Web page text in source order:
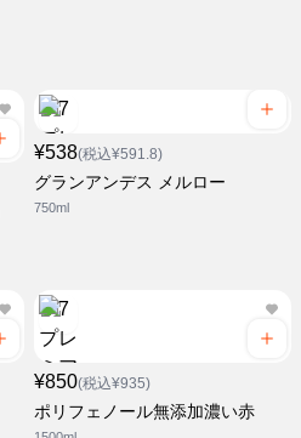
¥538(税込¥591.8)
グランアンデス メルロー
750ml
¥850(税込¥935)
ポリフェノール無添加濃い赤